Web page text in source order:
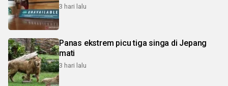
3 hari lalu
Panas ekstrem picu tiga singa di Jepang
mati
3 hari lalu